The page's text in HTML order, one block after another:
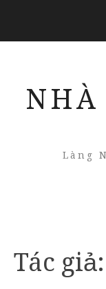
NHÀ
Làng
Tác giả: